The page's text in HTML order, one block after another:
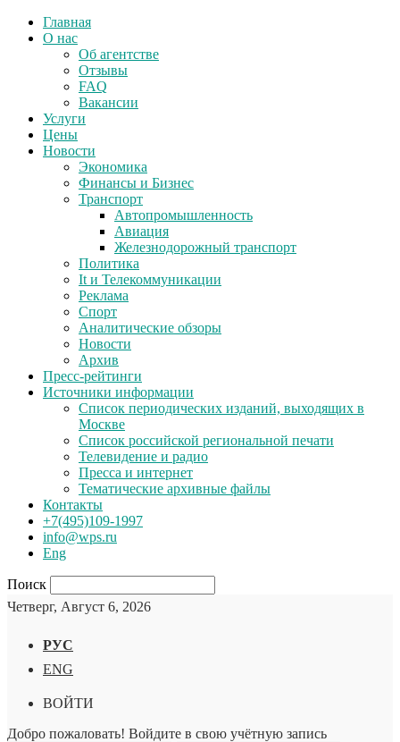
Главная
О нас
Об агентстве
Отзывы
FAQ
Вакансии
Услуги
Цены
Новости
Экономика
Финансы и Бизнес
Транспорт
Автопромышленность
Авиация
Железнодорожный транспорт
Политика
It и Телекоммуникации
Реклама
Спорт
Аналитические обзоры
Новости
Архив
Пресс-рейтинги
Источники информации
Список периодических изданий, выходящих в
Москве
Список российской региональной печати
Телевидение и радио
Пресса и интернет
Тематические архивные файлы
Контакты
+7(495)109-1997
info@wps.ru
Eng
Поиск
Четверг, Август 6, 2026
РУС
ENG
ВОЙТИ
Добро пожаловать! Войдите в свою учётную запись